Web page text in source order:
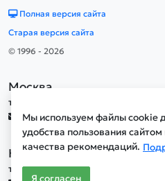
Мы используем файлы cookie
удобства пользования
качества рекомендаций.
Я согласен
Полная версия сайта
Старая версия сайта
© 1996 - 2026
Москва
тел.
Новосибирск
тел.